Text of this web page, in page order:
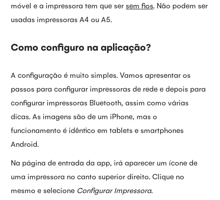
móvel e a impressora tem que sersem fios. Não podem ser
usadas impressoras A4 ou A5.
Como configuro na aplicação?
A configuração é muito simples. Vamos apresentar os
passos para configurar impressoras de rede e depois para
configurar impressoras Bluetooth, assim como várias
dicas. As imagens são de um iPhone, mas o
funcionamento é idêntico em tablets e smartphones
Android.
Na página de entrada da app, irá aparecer um ícone de
uma impressora no canto superior direito. Clique no
mesmo e selecione Configurar Impressora.